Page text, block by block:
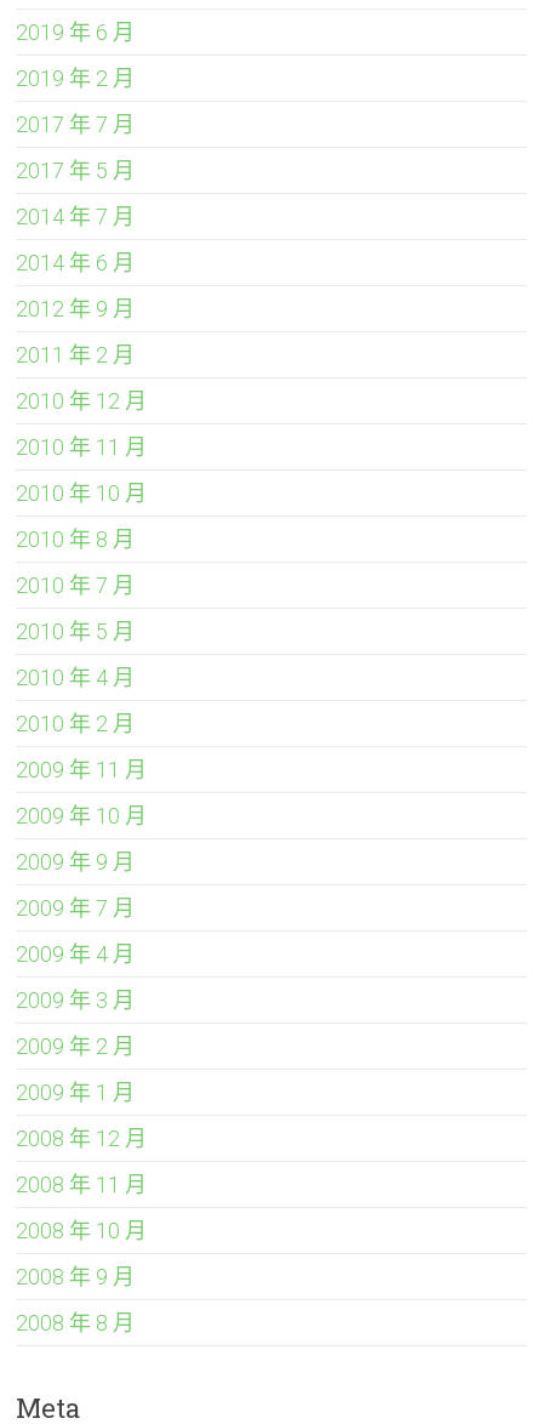
2019 年 6 月
2019 年 2 月
2017 年 7 月
2017 年 5 月
2014 年 7 月
2014 年 6 月
2012 年 9 月
2011 年 2 月
2010 年 12 月
2010 年 11 月
2010 年 10 月
2010 年 8 月
2010 年 7 月
2010 年 5 月
2010 年 4 月
2010 年 2 月
2009 年 11 月
2009 年 10 月
2009 年 9 月
2009 年 7 月
2009 年 4 月
2009 年 3 月
2009 年 2 月
2009 年 1 月
2008 年 12 月
2008 年 11 月
2008 年 10 月
2008 年 9 月
2008 年 8 月
Meta